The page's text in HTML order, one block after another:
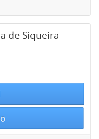
de Siqueira